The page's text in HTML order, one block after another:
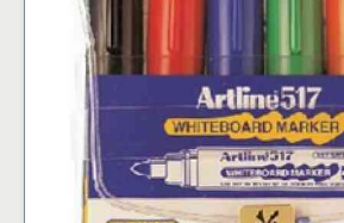
De
olika
alternativen
väljas
på
produktsidan